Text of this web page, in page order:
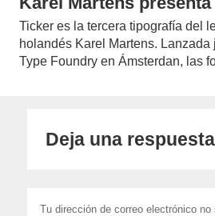
Ticker es la tercera tipografía del
holandés Karel Martens. Lanzada
Type Foundry en Ámsterdan, las
Deja una respuesta
Tu dirección de correo electrónico no